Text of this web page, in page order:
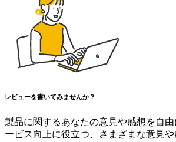
レビューを書いてみませんか？
製品に関するあなたの意見や感想を自
ービス向上に役立つ、さまざまな意見